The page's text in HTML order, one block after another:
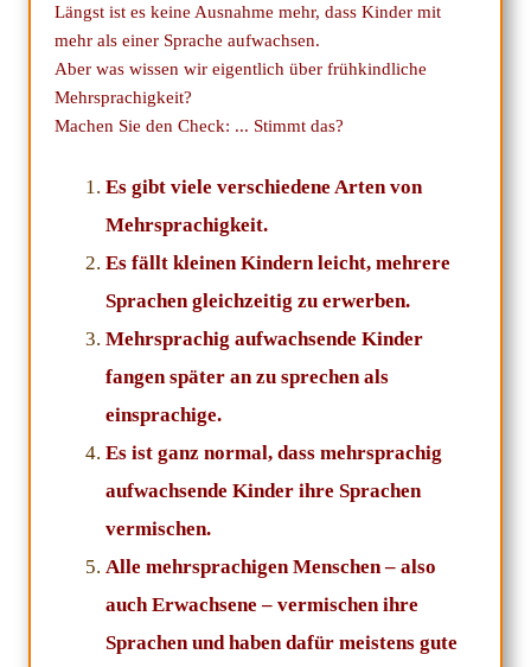
Längst ist es keine Ausnahme mehr, dass Kinder mit
mehr als einer Sprache aufwachsen.
Aber was wissen wir eigentlich über frühkindliche
Mehrsprachigkeit?
Machen Sie den Check: ... Stimmt das?
Es gibt viele verschiedene Arten von
Mehrsprachigkeit.
Es fällt kleinen Kindern leicht, mehrere
Sprachen gleichzeitig zu erwerben.
Mehrsprachig aufwachsende Kinder
fangen später an zu sprechen als
einsprachige.
Es ist ganz normal, dass mehrsprachig
aufwachsende Kinder ihre Sprachen
vermischen.
Alle mehrsprachigen Menschen – also
auch Erwachsene – vermischen ihre
Sprachen und haben dafür meistens gute